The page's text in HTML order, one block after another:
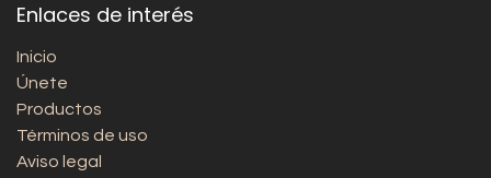
Enlaces de interés
Inicio
Únete
Productos
Términos de uso
Aviso legal